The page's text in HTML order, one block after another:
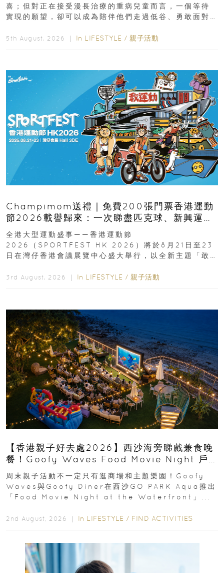
喜；但對正在接受漫長治療的重病兒童而言，一個等待
實現的願望，卻可以成為陪伴他們走過低谷、勇敢面對
5th August, 2026 ｜ In LIFESTYLE / 親子活動
Champimom送禮｜免費200張門票香港運動
節2026載譽歸來：一次睇盡匹克球、新興運
動、街舞比賽＋逾百運動品牌展覽
全港大型運動盛事——香港運動節
2026（SPORTFEST HK 2026）將於8月21日至23
日在灣仔香港會議展覽中心盛大舉行，以全新主題「敢
3rd August, 2026 ｜ In LIFESTYLE / 親子活動
【香港親子好去處2026】西沙海旁睇戲兼食晚
餐！Goofy Waves Food Movie Night 戶
外影院逢週末登場
周末親子活動不一定只有逛商場和主題樂園！Goofy
Waves與Goofy Diner在西沙GO PARK Aqua推出
「Food Movie Night at the Waterfront」...
2nd August, 2026 ｜ In LIFESTYLE / FIND ACTIVITIES